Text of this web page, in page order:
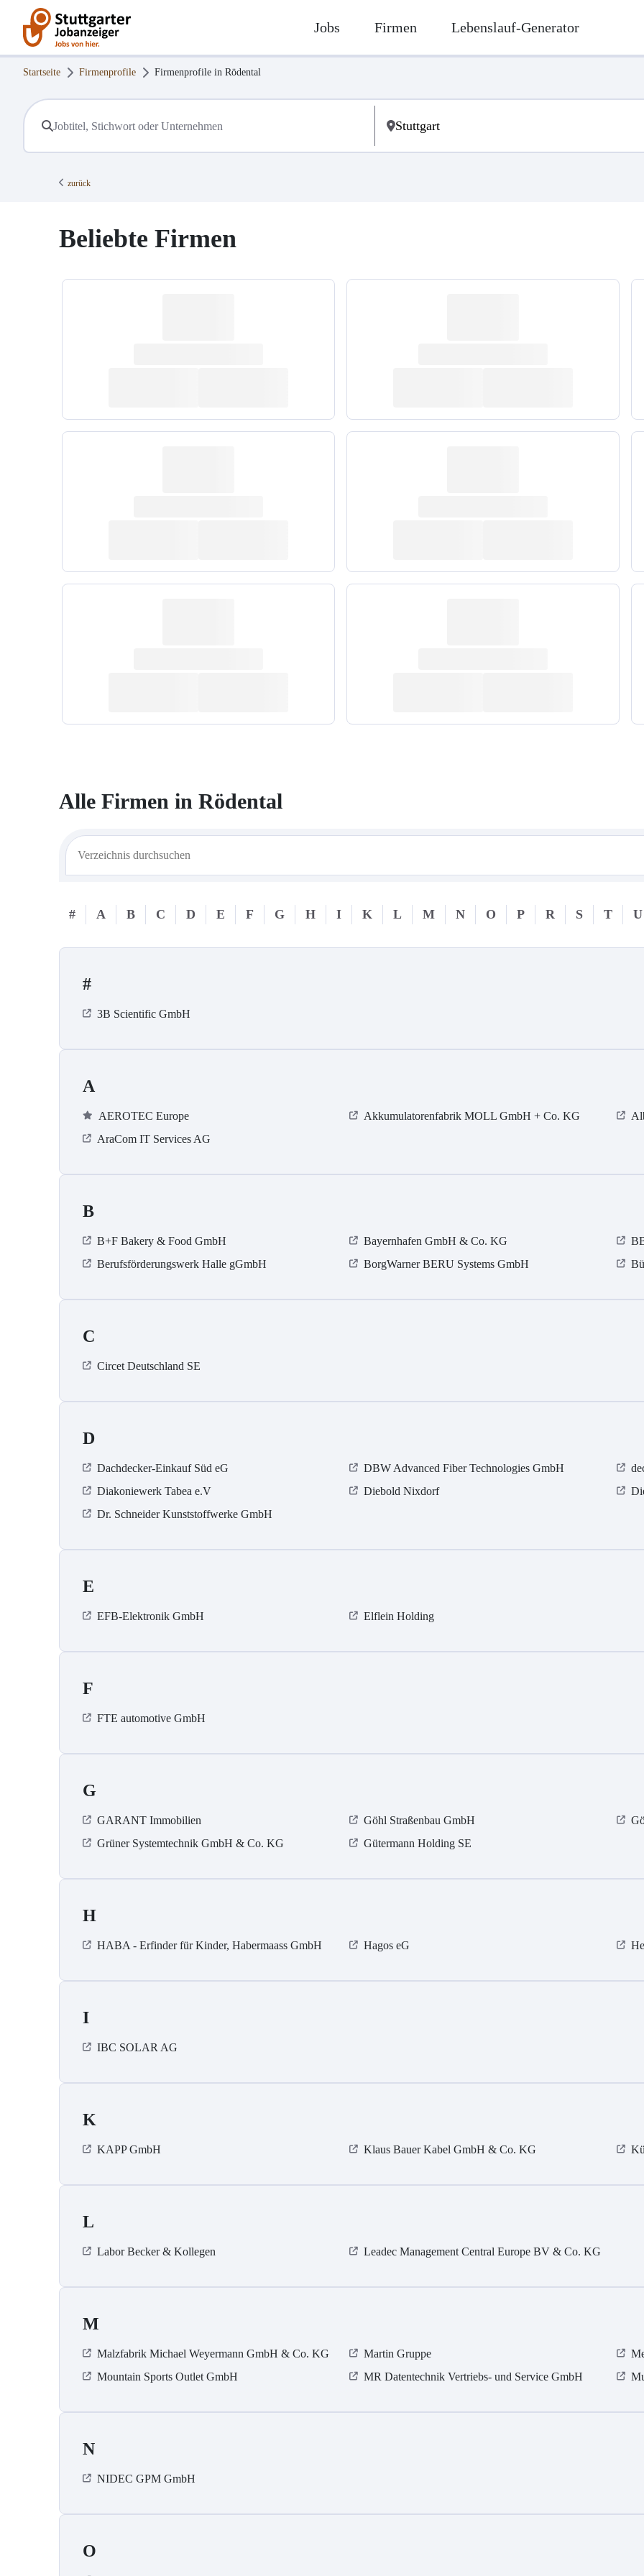
Jobs Firmen Lebenslauf-Generator
Startseite Firmenprofile Firmenprofile in Rödental
zurück
Beliebte Firmen
Alle Firmen in Rödental
# A B C D E F G H I K L M N O P R S T U
#
3B Scientific GmbH
A
AEROTEC Europe Akkumulatorenfabrik MOLL GmbH + Co. KG
AraCom IT Services AG
B
B+F Bakery & Food GmbH Bayernhafen GmbH & Co. KG
Berufsförderungswerk Halle gGmbH
BorgWarner BERU Systems GmbH
C
Circet Deutschland SE
D
Dachdecker-Einkauf Süd eG DBW Advanced Fiber Technologies GmbH
Diakoniewerk Tabea e.V
Diebold Nixdorf
Dr. Schneider Kunststoffwerke GmbH
E
EFB-Elektronik GmbH Elflein Holding
F
FTE automotive GmbH
G
GARANT Immobilien Göhl Straßenbau GmbH
Grüner Systemtechnik GmbH & Co. KG
Gütermann Holding SE
H
HABA - Erfinder für Kinder, Habermaass GmbH Hagos eG
I
IBC SOLAR AG
K
KAPP GmbH Klaus Bauer Kabel GmbH & Co. KG
L
Labor Becker & Kollegen Leadec Management Central Europe BV & Co. KG
M
Malzfabrik Michael Weyermann GmbH & Co. KG Martin Gruppe
Mountain Sports Outlet GmbH
MR Datentechnik Vertriebs- und Service GmbH
N
NIDEC GPM GmbH
O